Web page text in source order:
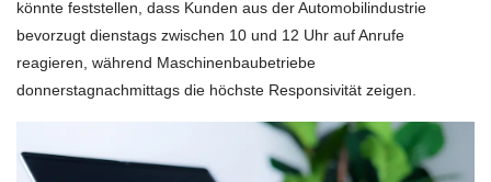
könnte feststellen, dass Kunden aus der Automobilindustrie
bevorzugt dienstags zwischen 10 und 12 Uhr auf Anrufe
reagieren, während Maschinenbaubetriebe
donnerstagnachmittags die höchste Responsivität zeigen.